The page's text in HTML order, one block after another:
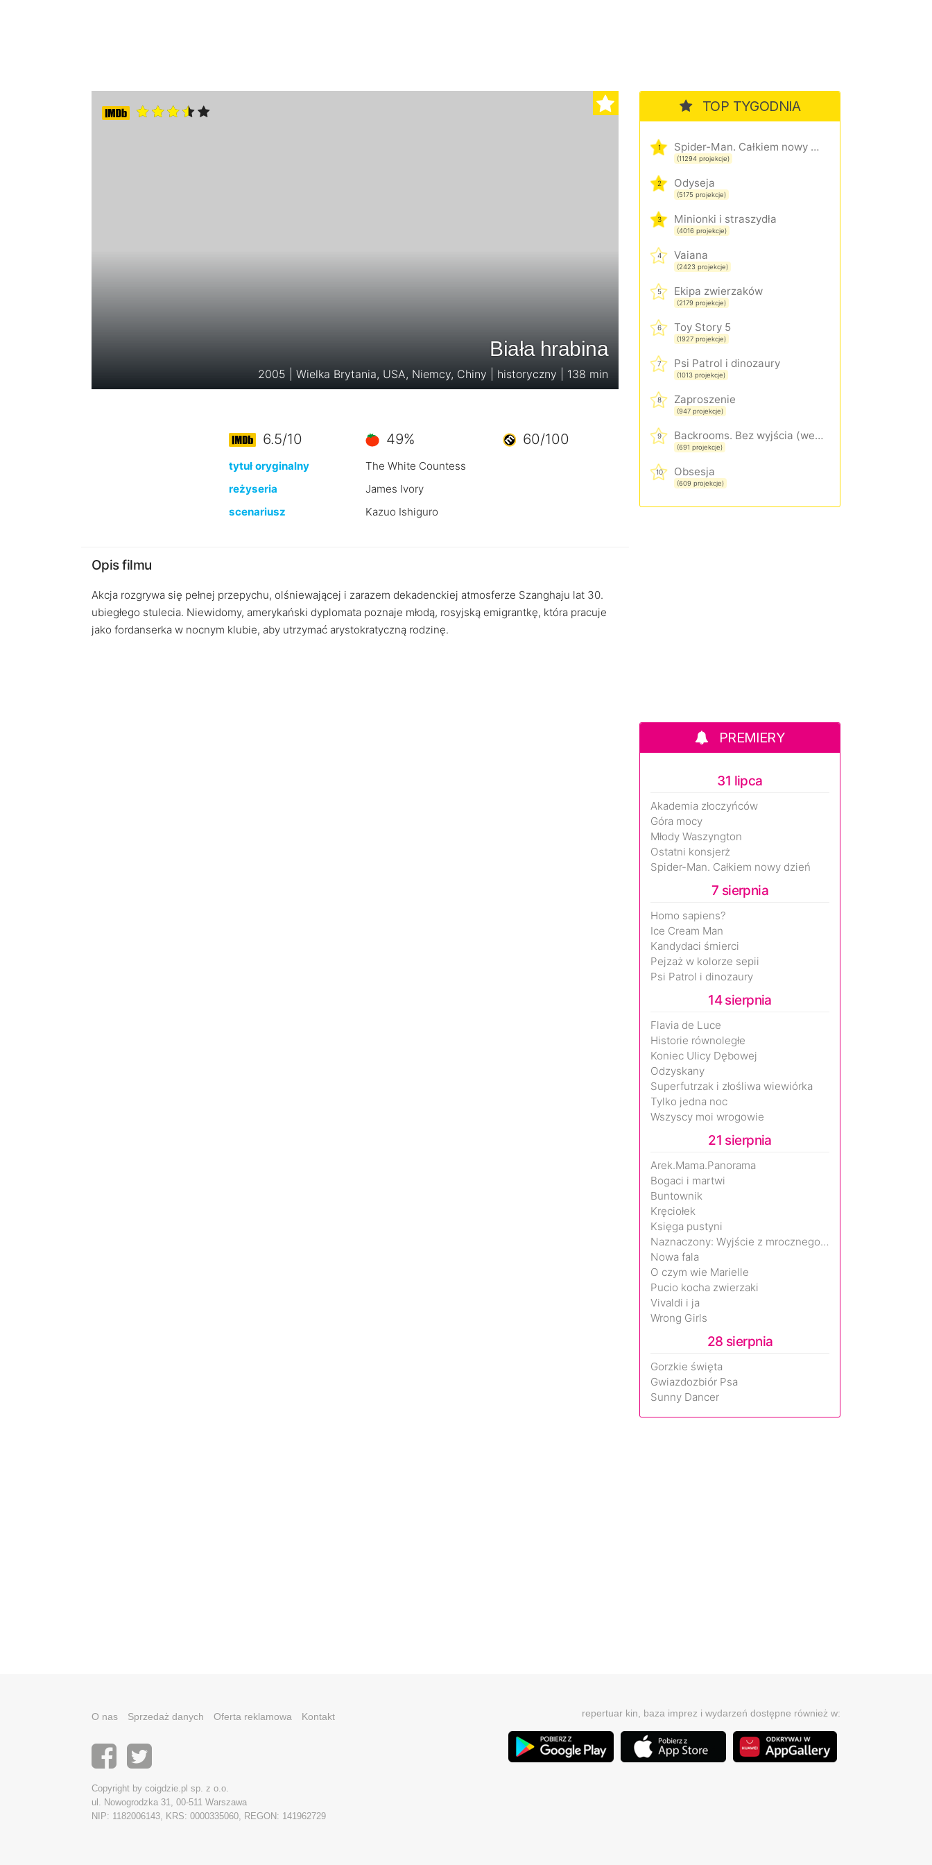
Biała hrabina
2005 | Wielka Brytania, USA, Niemcy, Chiny | historyczny | 138 min
6.5/10 49% 60/100
tytuł oryginalny
The White Countess
reżyseria
James Ivory
scenariusz
Kazuo Ishiguro
Opis filmu
Akcja rozgrywa się pełnej przepychu, olśniewającej i zarazem dekadenckiej atmosferze Szanghaju lat 30.
ubiegłego stulecia. Niewidomy, amerykański dyplomata poznaje młodą, rosyjską emigrantkę, która pracuje
jako fordanserka w nocnym klubie, aby utrzymać arystokratyczną rodzinę.
TOP TYGODNIA
1 Spider-Man. Całkiem nowy dzień
(11294 projekcje)
2 Odyseja
(5175 projekcje)
3 Minionki i straszydła
(4016 projekcje)
4 Vaiana
(2423 projekcje)
5 Ekipa zwierzaków
(2179 projekcje)
6 Toy Story 5
(1927 projekcje)
7 Psi Patrol i dinozaury
(1013 projekcje)
8 Zaproszenie
(947 projekcje)
9 Backrooms. Bez wyjścia (wersja rozszerzona)
(691 projekcje)
10 Obsesja
(609 projekcje)
PREMIERY
31 lipca
Akademia złoczyńców
Góra mocy
Młody Waszyngton
Ostatni konsjerż
Spider-Man. Całkiem nowy dzień
7 sierpnia
Homo sapiens?
Ice Cream Man
Kandydaci śmierci
Pejzaż w kolorze sepii
Psi Patrol i dinozaury
14 sierpnia
Flavia de Luce
Historie równoległe
Koniec Ulicy Dębowej
Odzyskany
Superfutrzak i złośliwa wiewiórka
Tylko jedna noc
Wszyscy moi wrogowie
21 sierpnia
Arek.Mama.Panorama
Bogaci i martwi
Buntownik
Kręciołek
Księga pustyni
Naznaczony: Wyjście z mrocznego wymiaru
Nowa fala
O czym wie Marielle
Pucio kocha zwierzaki
Vivaldi i ja
Wrong Girls
28 sierpnia
Gorzkie święta
Gwiazdozbiór Psa
Sunny Dancer
O nas Sprzedaż danych Oferta reklamowa Kontakt
Copyright by coigdzie.pl sp. z o.o.
ul. Nowogrodzka 31, 00-511 Warszawa
NIP: 1182006143, KRS: 0000335060, REGON: 141962729
repertuar kin, baza imprez i wydarzeń dostępne również w: